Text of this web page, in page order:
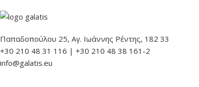
Παπαδοπούλου 25, Αγ. Ιωάννης Ρέντης, 182 33
+30 210 48 31 116 | +30 210 48 38 161-2
info@galatis.eu